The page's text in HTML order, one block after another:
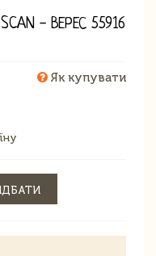
- ВЕРЕС 55916
Як купувати